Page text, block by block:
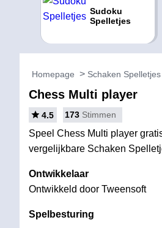
Sudoku
Spelletjes
Homepage Schaken Spelletjes
Chess Multi player
4.5 173 Stimmen
Speel Chess Multi player
vergelijkbare Schaken
Ontwikkelaar
Ontwikkeld door Tweensoft
Spelbesturing